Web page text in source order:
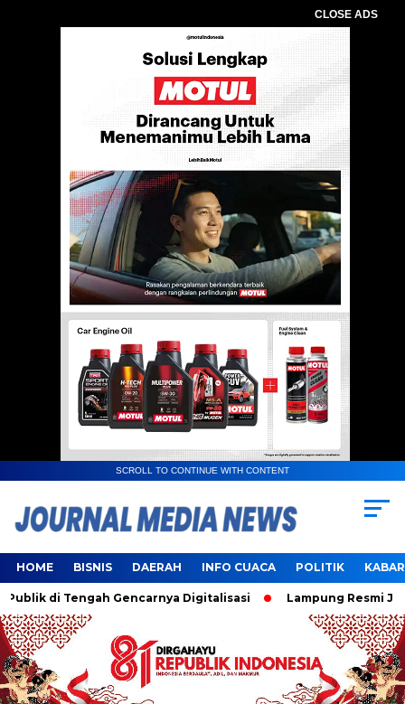
CLOSE ADS
SCROLL TO CONTINUE WITH CONTENT
HOME BISNIS DAERAH INFO CUACA POLITIK
di Tengah Gencarnya Digitalisasi Lampung Resmi Jadi